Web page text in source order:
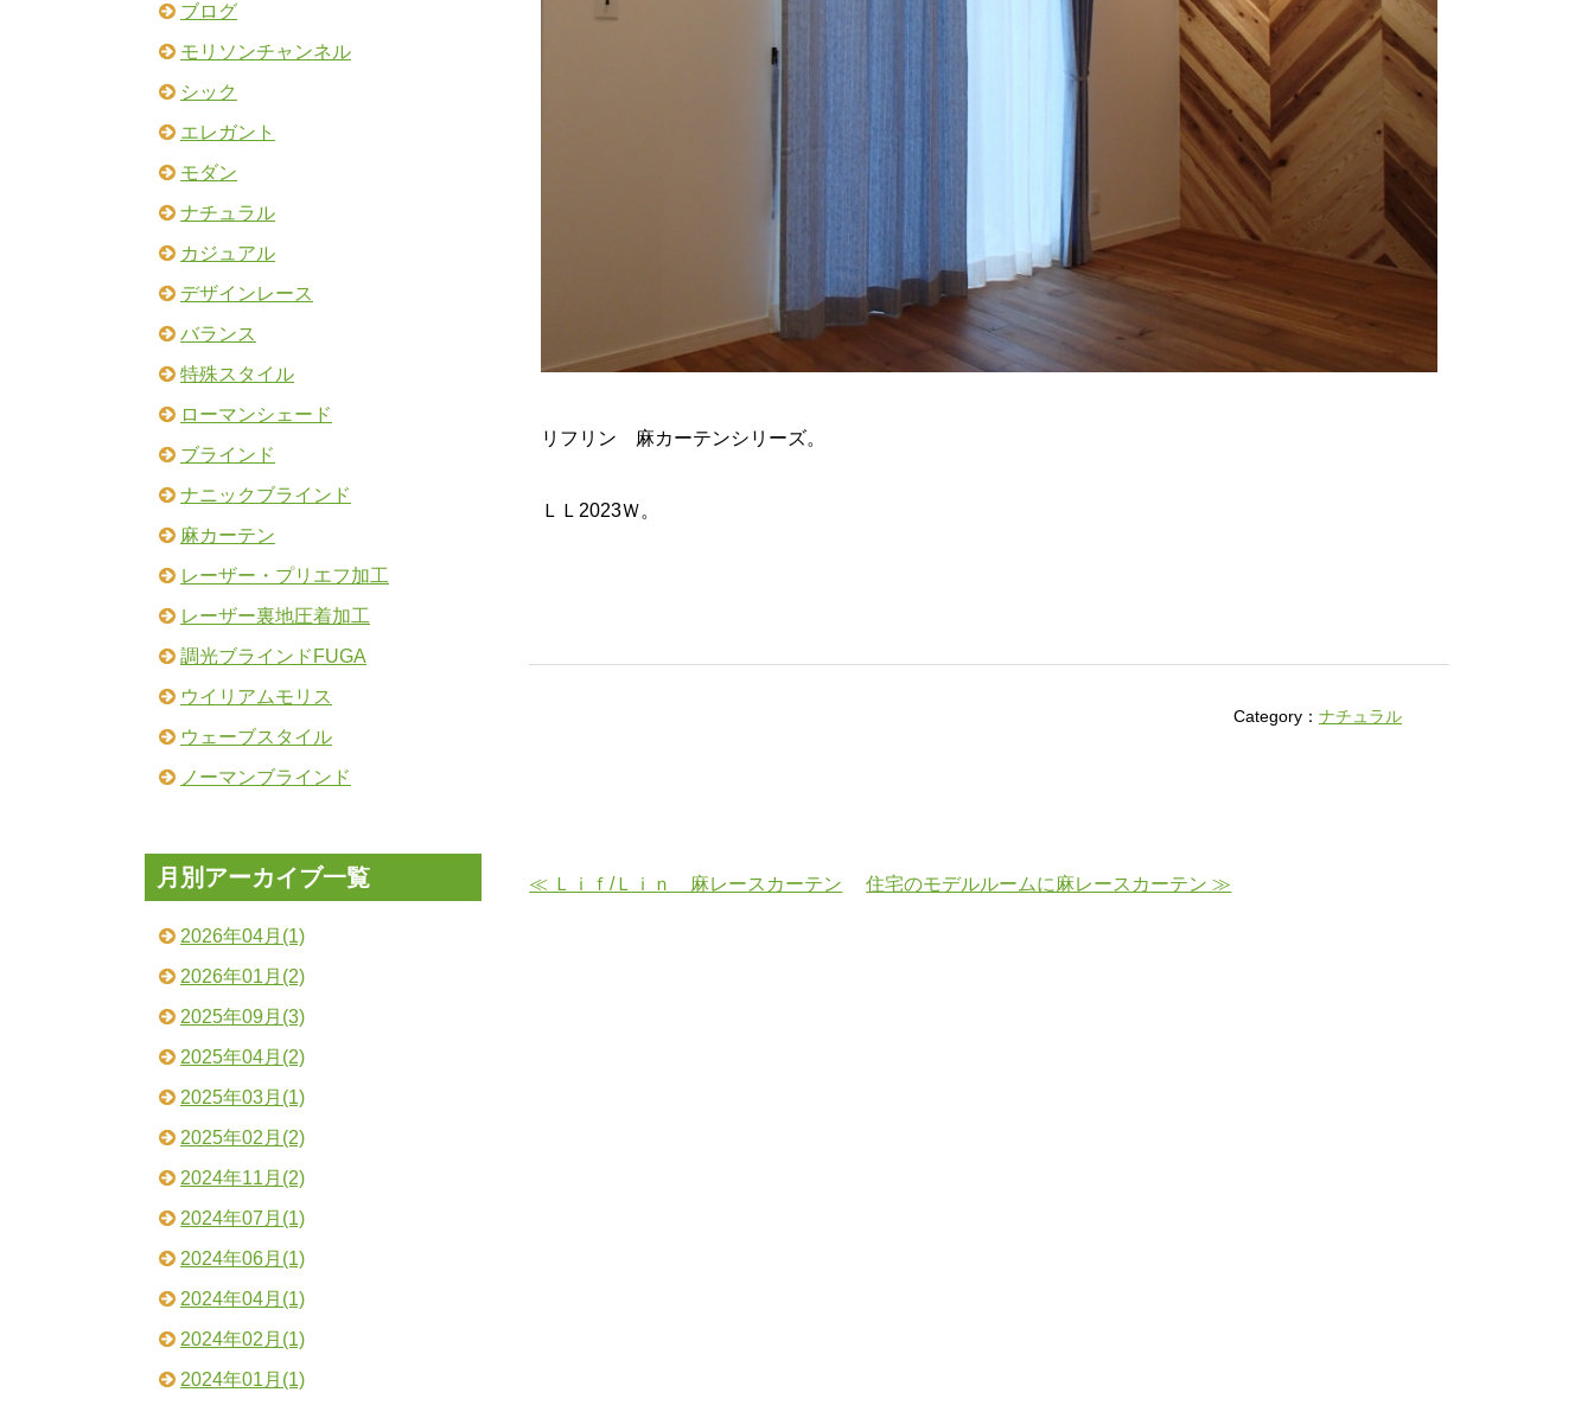
リフリン 麻カーテンシリーズ。
ＬＬ2023Ｗ。
Category： ナチュラル
≪ Ｌｉｆ/Ｌｉｎ 麻レースカーテン 住宅のモデルルームに麻レースカーテン ≫
ブログ
モリソンチャンネル
シック
エレガント
モダン
ナチュラル
カジュアル
デザインレース
バランス
特殊スタイル
ローマンシェード
ブラインド
ナニックブラインド
麻カーテン
レーザー・プリエフ加工
レーザー裏地圧着加工
調光ブラインドFUGA
ウイリアムモリス
ウェーブスタイル
ノーマンブラインド
月別アーカイブ一覧
2026年04月(1)
2026年01月(2)
2025年09月(3)
2025年04月(2)
2025年03月(1)
2025年02月(2)
2024年11月(2)
2024年07月(1)
2024年06月(1)
2024年04月(1)
2024年02月(1)
2024年01月(1)